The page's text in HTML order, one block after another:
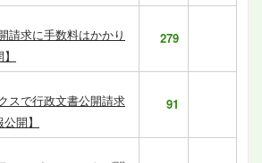
請求に手数料はかかり
279
スで行政文書公開請求
開】
91